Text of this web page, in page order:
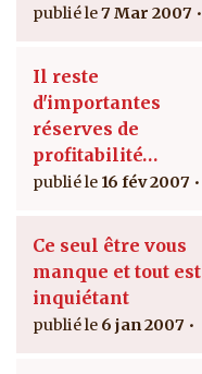
7 Mar 2007
Il reste
d'importantes
réserves de
profitabilité…
16 fév 2007
Ce seul être vous
manque et tout est
inquiétant
6 jan 2007